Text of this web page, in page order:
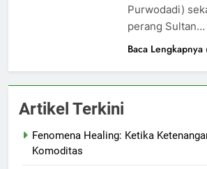
Purwodadi)
perang Sultan…
Baca Lengkapnya
Artikel Terkini
Fenomena Healing: Ketika
Komoditas